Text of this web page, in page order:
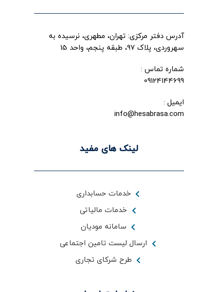
آدرس دفتر مرکزی: تهران، مطهری، نرسیده به
سهروردی، پلاک 97، طبقه پنجم، واحد 15
شماره تماس :
09124144699
ایمیل :
info@hesabrasa.com
لینک های مفید
خدمات حسابداری
خدمات مالیاتی
سامانه مودیان
ارسال لیست تامین اجتماعی
طرح شرکای تجاری